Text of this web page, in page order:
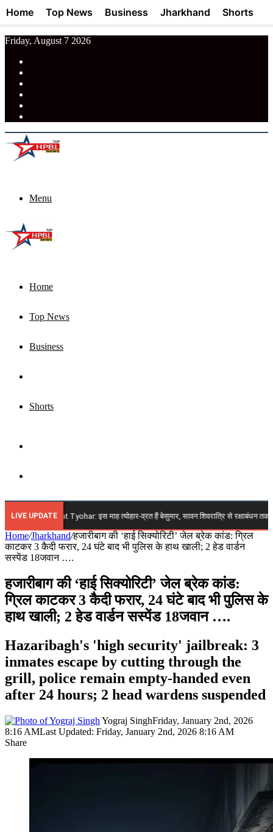
Friday, August 7 2026
Menu
Home
Top News
Business
Shorts
for
LIVE UPDATE
2026 Vrat Tyohar: इस माह त्योहार-व्रत हैं बेसुमार, सावन शिवरात्रि से रक्षाबंधन तक
Home/Jharkhand/हजारीबाग की ‘हाई सिक्योरिटी’ जेल ब्रेक कांड: ग्रिल
काटकर 3 कैदी फरार, 24 घंटे बाद भी पुलिस के हाथ खाली; 2 हेड वार्डन
सस्पेंड 18जवान ….
हजारीबाग की ‘हाई सिक्योरिटी’ जेल ब्रेक कांड:
ग्रिल काटकर 3 कैदी फरार, 24 घंटे बाद भी पुलिस के
हाथ खाली; 2 हेड वार्डन सस्पेंड 18जवान ….
Hazaribagh's 'high security' jailbreak: 3
inmates escape by cutting through the
grill, police remain empty-handed even
after 24 hours; 2 head wardens suspended
Yograj SinghFriday, January 2nd, 2026
8:16 AMLast Updated: Friday, January 2nd, 2026 8:16 AM
Share
Home Top News Business Jharkhand Shorts